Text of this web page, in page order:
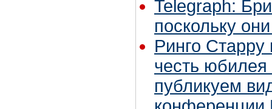
Telegraph:
поскольку
Ринго
честь
публикуем